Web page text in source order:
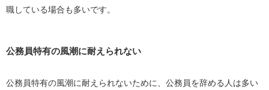
職している場合も多いです。
公務員特有の風潮に耐えられない
公務員特有の風潮に耐えられないために、公務員を辞める人は多い